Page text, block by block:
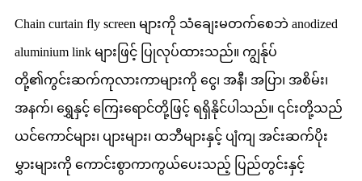
Chain curtain fly screen များကို သံချေးမတက်စေဘဲ anodized
aluminium link များဖြင့် ပြုလုပ်ထားသည်။ ကျွန်ုပ်
တို့၏ကွင်းဆက်ကုလားကာများကို ငွေ၊ အနီ၊ အပြာ၊ အစိမ်း၊
အနက်၊ ရွှေနှင့် ကြေးရောင်တို့ဖြင့် ရရှိနိုင်ပါသည်။ ၎င်းတို့သည်
ယင်ကောင်များ၊ ပျားများ၊ ထဘီများနှင့် ပျံကျ အင်းဆက်ပိုး
မွှားများကို ကောင်းစွာကာကွယ်ပေးသည့် ပြည်တွင်းနှင့်